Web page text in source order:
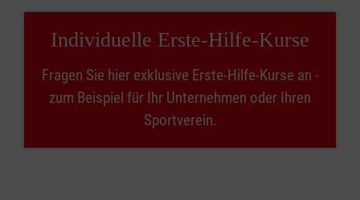
Individuelle Erste-Hilfe-Kurse
Fragen Sie hier exklusive Erste-Hilfe-Kurse an -
zum Beispiel für Ihr Unternehmen oder Ihren
Sportverein.